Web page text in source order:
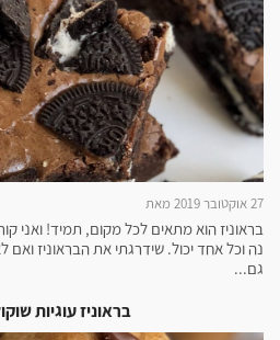
27 אוקטובר 2019 מאת
בראוניז הוא מתאים לכל מקום, תמיד! ואני
נה וכל אחד יכול. שידרגתי את הבראוניז ואם
גם...
בראוניז עוגיות